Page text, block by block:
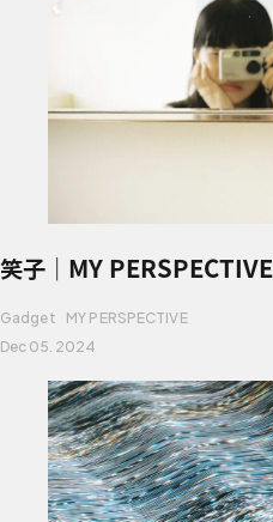
笑子｜MY PERSPECTIVE
Gadget
MY PERSPECTIVE
Dec 05. 2024